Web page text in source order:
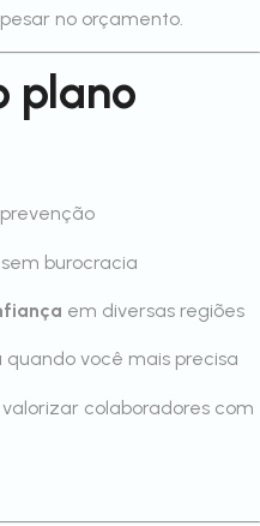
no orçamento.
plano
sem burocracia
em diversas regiões
quando você mais precisa
colaboradores com